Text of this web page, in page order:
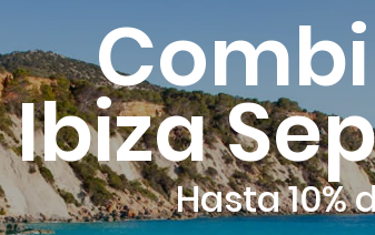
Ibiza
Hasta 10%